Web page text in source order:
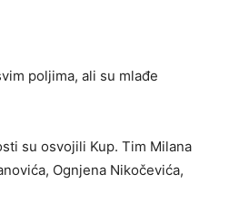
poljima, ali su mlađe
su osvojili Kup. Tim Milana
Ognjena Nikočevića,